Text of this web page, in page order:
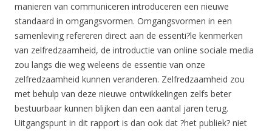
manieren van communiceren introduceren een nieuwe
standaard in omgangsvormen. Omgangsvormen in een
samenleving refereren direct aan de essenti?le kenmerken
van zelfredzaamheid, de introductie van online sociale media
zou langs die weg weleens de essentie van onze
zelfredzaamheid kunnen veranderen. Zelfredzaamheid zou
met behulp van deze nieuwe ontwikkelingen zelfs beter
bestuurbaar kunnen blijken dan een aantal jaren terug.
Uitgangspunt in dit rapport is dan ook dat ?het publiek? niet